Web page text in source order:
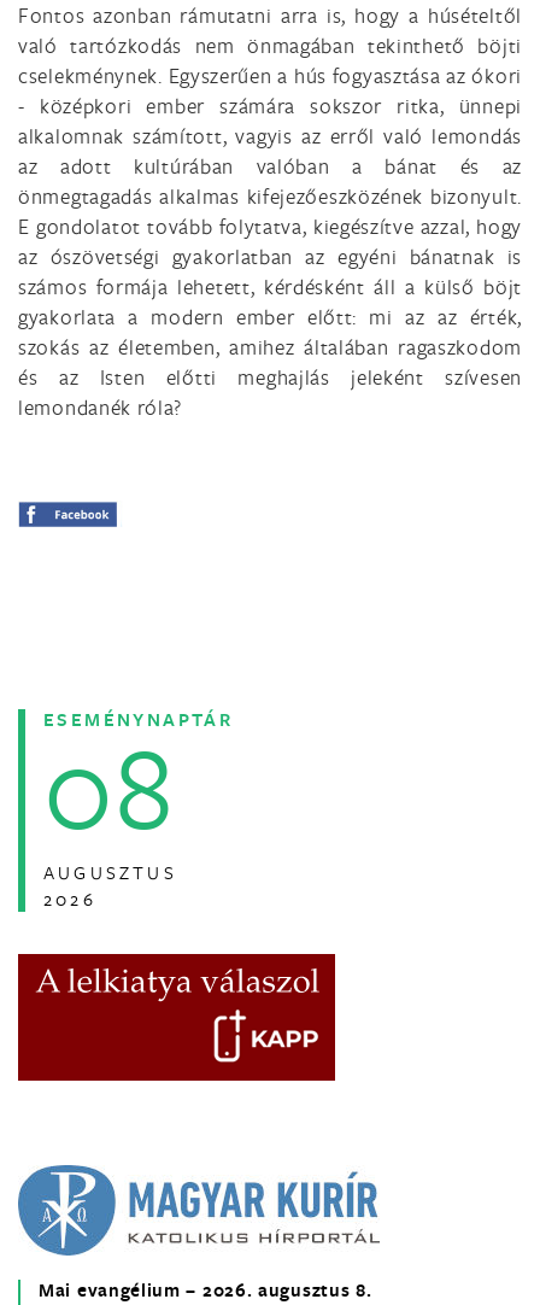
Fontos azonban rámutatni arra is, hogy a húsételtől
való tartózkodás nem önmagában tekinthető böjti
cselekménynek. Egyszerűen a hús fogyasztása az ókori
- középkori ember számára sokszor ritka, ünnepi
alkalomnak számított, vagyis az erről való lemondás
az adott kultúrában valóban a bánat és az
önmegtagadás alkalmas kifejezőeszközének bizonyult.
E gondolatot tovább folytatva, kiegészítve azzal, hogy
az ószövetségi gyakorlatban az egyéni bánatnak is
számos formája lehetett, kérdésként áll a külső böjt
gyakorlata a modern ember előtt: mi az az érték,
szokás az életemben, amihez általában ragaszkodom
és az Isten előtti meghajlás jeleként szívesen
lemondanék róla?
ESEMÉNYNAPTÁR
08
AUGUSZTUS
2026
Mai evangélium – 2026. augusztus 8.